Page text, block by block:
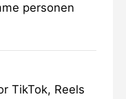
personen
TikTok, Reels